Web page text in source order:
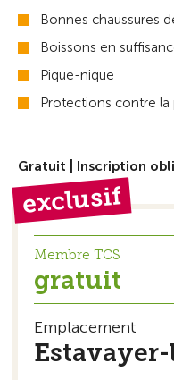
Bonnes chaussures
Boissons en
Pique-nique
Protections contre la
Gratuit | Inscription
exclusif
Membre TCS
gratuit
Emplacement